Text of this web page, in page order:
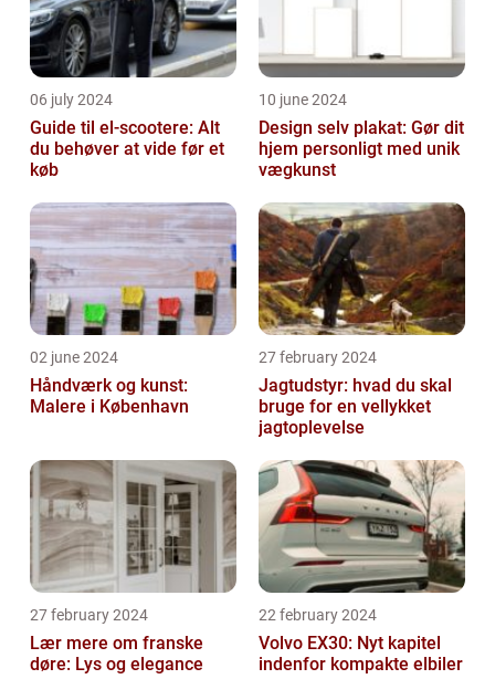
06 july 2024
Guide til el-scootere: Alt
du behøver at vide før et
køb
10 june 2024
Design selv plakat: Gør dit
hjem personligt med unik
vægkunst
02 june 2024
Håndværk og kunst:
Malere i København
27 february 2024
Jagtudstyr: hvad du skal
bruge for en vellykket
jagtoplevelse
27 february 2024
Lær mere om franske
døre: Lys og elegance
22 february 2024
Volvo EX30: Nyt kapitel
indenfor kompakte elbiler